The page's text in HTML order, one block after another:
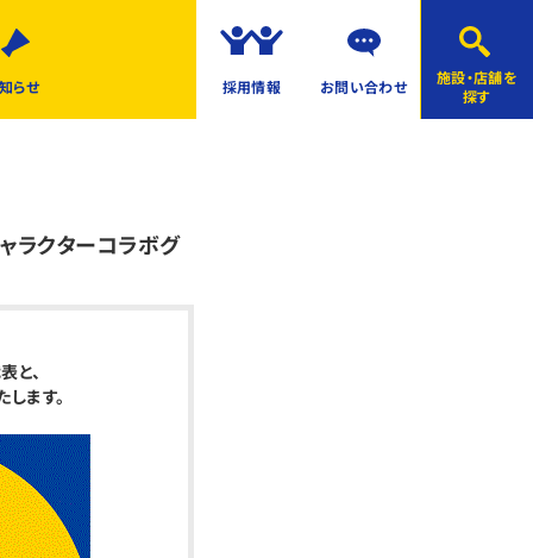
施設・店舗を
探す
らせ 採用情報 お問い合わせ
ラクターコラボグ
と、
ます。